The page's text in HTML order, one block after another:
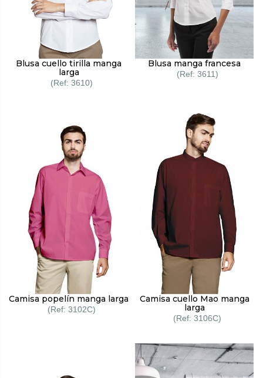
Blusa cuello tirilla manga
larga
3610
Blusa manga francesa
3611
Camisa popelín manga larga
3102C
Camisa cuello Mao manga
larga
3106C